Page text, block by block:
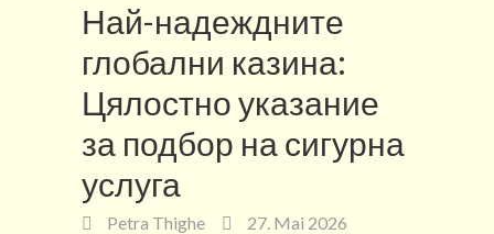
Най-надеждните
глобални казина:
Цялостно указание
за подбор на сигурна
услуга
Petra Thighe
27. Mai 2026